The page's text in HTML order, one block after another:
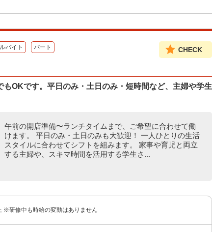
バイト パート CHECK
もOKです。平日のみ・土日のみ・短時間など、主婦や学生
午前の開店準備〜ランチタイムまで、ご希望に合わせて働
けます。 平日のみ・土日のみも大歓迎！ 一人ひとりの生活
スタイルに合わせてシフトを組みます。 家事や育児と両立
する主婦や、スキマ時間を活用する学生さ...
※研修中も時給の変動はありません